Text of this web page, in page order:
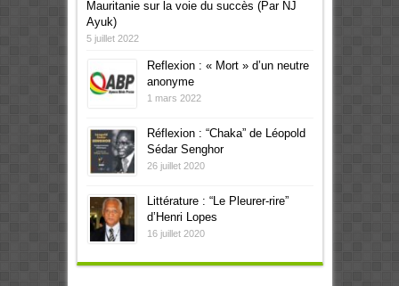
Mauritanie sur la voie du succès (Par NJ
Ayuk)
5 juillet 2022
Reflexion : « Mort » d’un neutre
anonyme
1 mars 2022
Réflexion : “Chaka” de Léopold
Sédar Senghor
26 juillet 2020
Littérature : “Le Pleurer-rire”
d’Henri Lopes
16 juillet 2020